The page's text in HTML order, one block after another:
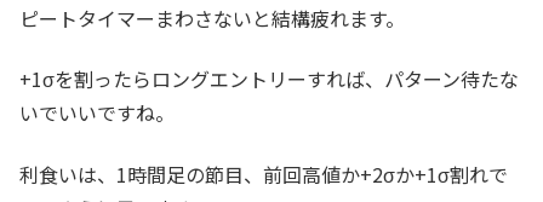
ピートタイマーまわさないと結構疲れます。
+1σを割ったらロングエントリーすれば、パターン待たな
いでいいですね。
利食いは、1時間足の節目、前回高値か+2σか+1σ割れで